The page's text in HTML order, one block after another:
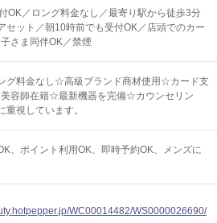
OK／ロング料金なし／最寄り駅から徒歩3分
セット／朝10時前でも受付OK／店頭でのカー
さま同伴OK／禁煙
グ料金なし☆高級ブランド商材使用☆カード支
容師在籍☆最新機器を完備☆カウンセリン
重視しています。
ポイント利用OK 即時予約OK
メンズに
WC00014482/WS0000026690/